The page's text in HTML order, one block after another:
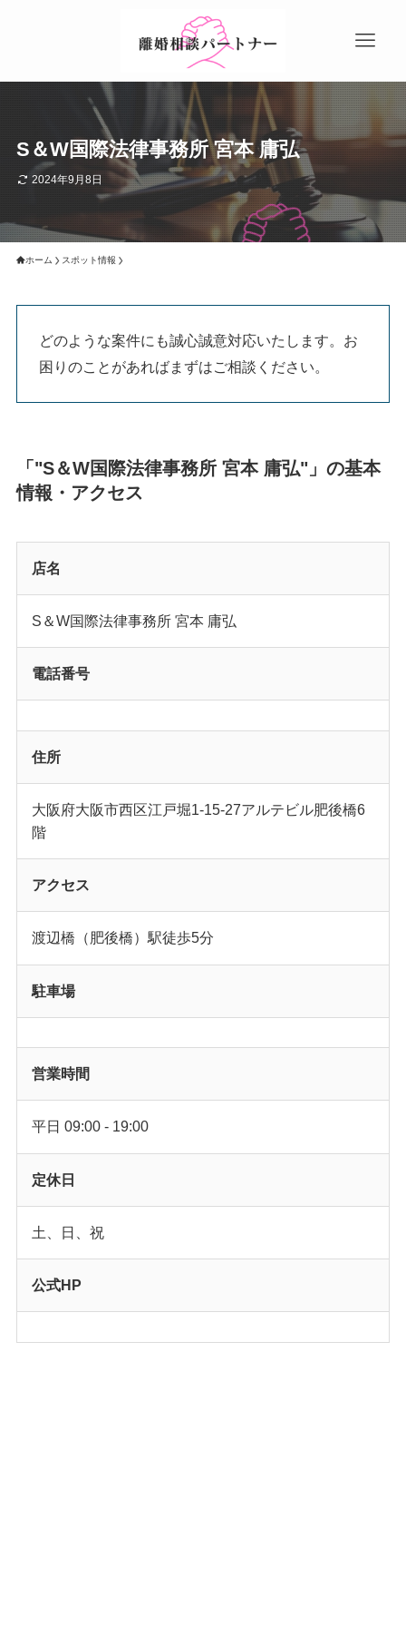
S＆W国際法律事務所 宮本 庸弘
2024年9月8日
ホーム スポット情報
どのような案件にも誠心誠意対応いたします。お
困りのことがあればまずはご相談ください。
「"S＆W国際法律事務所 宮本 庸弘"」の基本
情報・アクセス
店名
S＆W国際法律事務所 宮本 庸弘
電話番号
住所
大阪府大阪市西区江戸堀1-15-27アルテビル肥後橋6
階
アクセス
渡辺橋（肥後橋）駅徒歩5分
駐車場
営業時間
平日 09:00 - 19:00
定休日
土、日、祝
公式HP